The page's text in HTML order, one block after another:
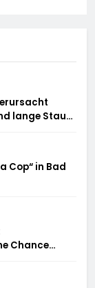
lange Staus
Cop“ in Bad
Chance